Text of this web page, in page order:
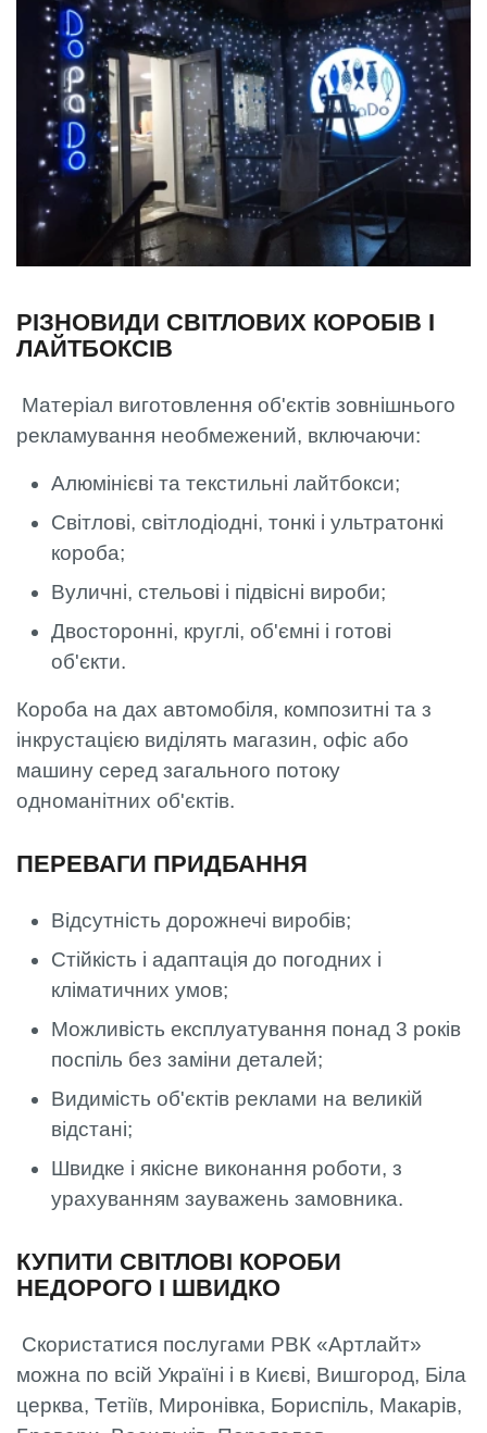
РІЗНОВИДИ СВІТЛОВИХ КОРОБІВ І
ЛАЙТБОКСІВ
Матеріал виготовлення об'єктів зовнішнього
рекламування необмежений, включаючи:
Алюмінієві та текстильні лайтбокси;
Світлові, світлодіодні, тонкі і ультратонкі
короба;
Вуличні, стельові і підвісні вироби;
Двосторонні, круглі, об'ємні і готові
об'єкти.
Короба на дах автомобіля, композитні та з
інкрустацією виділять магазин, офіс або
машину серед загального потоку
одноманітних об'єктів.
ПЕРЕВАГИ ПРИДБАННЯ
Відсутність дорожнечі виробів;
Стійкість і адаптація до погодних і
кліматичних умов;
Можливість експлуатування понад 3 років
поспіль без заміни деталей;
Видимість об'єктів реклами на великій
відстані;
Швидке і якісне виконання роботи, з
урахуванням зауважень замовника.
КУПИТИ СВІТЛОВІ КОРОБИ
НЕДОРОГО І ШВИДКО
Скористатися послугами РВК «Артлайт»
можна по всій Україні і в Києві, Вишгород, Біла
церква, Тетіїв, Миронівка, Бориспіль, Макарів,